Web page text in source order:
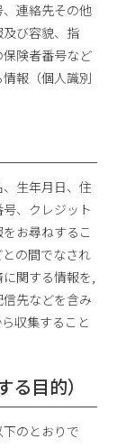
連絡先その他
び容貌、指
険者番号など
報（個人識別
生年月日、住
、クレジット
お尋ねするこ
の間でなされ
関する情報を,
先などを含み
収集すること
目的）
のとおりで